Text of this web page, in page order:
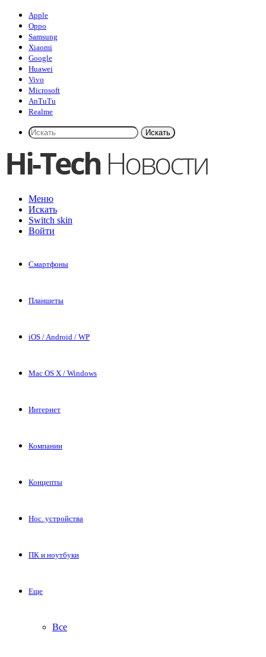
Apple
Oppo
Samsung
Xiaomi
Google
Huawei
Vivo
Microsoft
AnTuTu
Realme
Искать
Меню
Искать
Switch skin
Войти
Смартфоны
Планшеты
iOS / Android / WP
Mac OS X / Windows
Интернет
Компании
Концепты
Нос. устройства
ПК и ноутбуки
Еще
Все